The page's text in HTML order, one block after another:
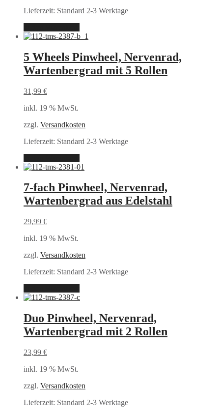
Lieferzeit: Standard 2-3 Werktage
5 Wheels Pinwheel, Nervenrad,
Wartenbergrad mit 5 Rollen
31,99 €
inkl. 19 % MwSt.
zzgl. Versandkosten
Lieferzeit: Standard 2-3 Werktage
7-fach Pinwheel, Nervenrad,
Wartenbergrad aus Edelstahl
29,99 €
inkl. 19 % MwSt.
zzgl. Versandkosten
Lieferzeit: Standard 2-3 Werktage
Duo Pinwheel, Nervenrad,
Wartenbergrad mit 2 Rollen
23,99 €
inkl. 19 % MwSt.
zzgl. Versandkosten
Lieferzeit: Standard 2-3 Werktage